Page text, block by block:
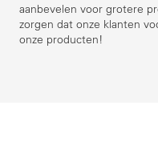
aanbevelen voor grotere
zorgen dat onze klanten
onze producten!